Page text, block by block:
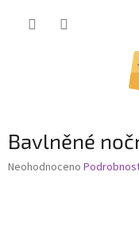
Bavlněné
Průměrné
Neohodnoceno